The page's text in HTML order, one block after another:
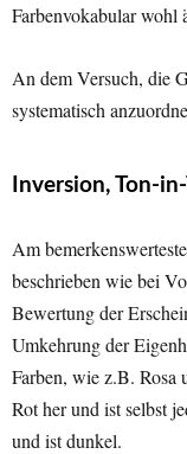
Farbenvokabular wohl
An dem Versuch, die
systematisch
Inversion, Ton-
Am
beschrieben wie bei
Bewertung der
Umkehrung der
Farben, wie z.B. Rosa
Rot her und ist selbst
und ist dunkel.